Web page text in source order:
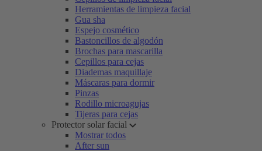
Herramientas de limpieza facial
Gua sha
Espejo cosmético
Bastoncillos de algodón
Brochas para mascarilla
Cepillos para cejas
Diademas maquillaje
Máscaras para dormir
Pinzas
Rodillo microagujas
Tijeras para cejas
Protector solar facial
Mostrar todos
After sun